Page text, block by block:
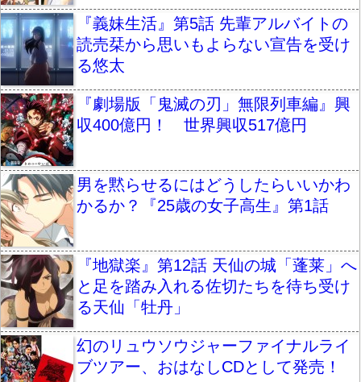
『義妹生活』第5話 先輩アルバイトの
読売栞から思いもよらない宣告を受け
る悠太
『劇場版「鬼滅の刃」無限列車編』興
収400億円！ 世界興収517億円
男を黙らせるにはどうしたらいいかわ
かるか？『25歳の女子高生』第1話
『地獄楽』第12話 天仙の城「蓬莱」へ
と足を踏み入れる佐切たちを待ち受け
る天仙「牡丹」
幻のリュウソウジャーファイナルライ
ブツアー、おはなしCDとして発売！